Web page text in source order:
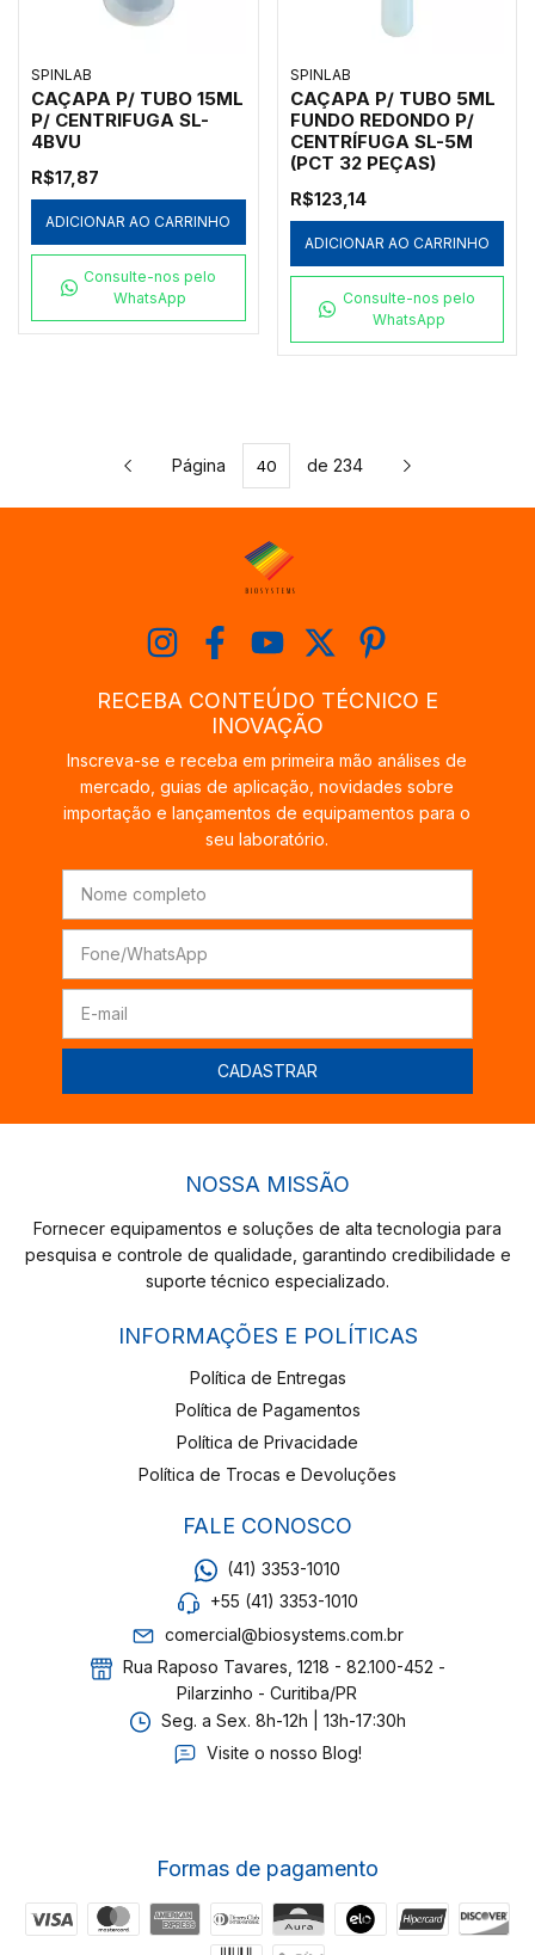
SPINLAB
CAÇAPA P/ TUBO 15ML
P/ CENTRIFUGA SL-
4BVU
R$17,87
ADICIONAR AO CARRINHO
Consulte-nos pelo
WhatsApp
SPINLAB
CAÇAPA P/ TUBO 5ML
FUNDO REDONDO P/
CENTRÍFUGA SL-5M
(PCT 32 PEÇAS)
R$123,14
ADICIONAR AO CARRINHO
Consulte-nos pelo
WhatsApp
Página de 234
RECEBA CONTEÚDO TÉCNICO E
INOVAÇÃO
Inscreva-se e receba em primeira mão análises de
mercado, guias de aplicação, novidades sobre
importação e lançamentos de equipamentos para o
seu laboratório.
NOSSA MISSÃO
Fornecer equipamentos e soluções de alta tecnologia para
pesquisa e controle de qualidade, garantindo credibilidade e
suporte técnico especializado.
INFORMAÇÕES E POLÍTICAS
Política de Entregas
Política de Pagamentos
Política de Privacidade
Política de Trocas e Devoluções
FALE CONOSCO
(41) 3353-1010
+55 (41) 3353-1010
comercial@biosystems.com.br
Rua Raposo Tavares, 1218 - 82.100-452 -
Pilarzinho - Curitiba/PR
Seg. a Sex. 8h-12h | 13h-17:30h
Visite o nosso Blog!
Formas de pagamento